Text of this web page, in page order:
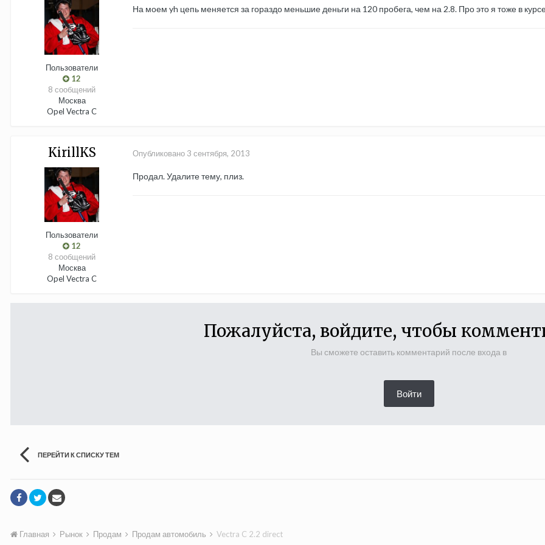
Пользователи
12
8 сообщений
Москва
Opel Vectra C
На моем yh цепь меняется за гораздо меньшие деньги на 120 пробега, чем на 2.8. Про это я тоже в
KirillKS
Пользователи
12
8 сообщений
Москва
Opel Vectra C
Опубликовано 3 сентября, 2013
Продал. Удалите тему, плиз.
Пожалуйста, войдите, чтобы
Вы сможете оставить комментарий после входа в
Войти
ПЕРЕЙТИ К СПИСКУ ТЕМ
Главная Рынок Продам Продам автомобиль Vectra C 2.2 direct